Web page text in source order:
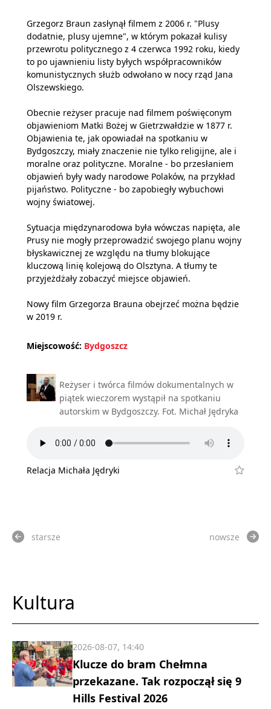
Grzegorz Braun zasłynął filmem z 2006 r. "Plusy
dodatnie, plusy ujemne", w którym pokazał kulisy
przewrotu politycznego z 4 czerwca 1992 roku, kiedy
to po ujawnieniu listy byłych współpracowników
komunistycznych służb odwołano w nocy rząd Jana
Olszewskiego.
Obecnie reżyser pracuje nad filmem poświęconym
objawieniom Matki Bożej w Gietrzwałdzie w 1877 r.
Objawienia te, jak opowiadał na spotkaniu w
Bydgoszczy, miały znaczenie nie tylko religijne, ale i
moralne oraz polityczne. Moralne - bo przesłaniem
objawień były wady narodowe Polaków, na przykład
pijaństwo. Polityczne - bo zapobiegły wybuchowi
wojny światowej.
Sytuacja międzynarodowa była wówczas napięta, ale
Prusy nie mogły przeprowadzić swojego planu wojny
błyskawicznej ze względu na tłumy blokujące
kluczową linię kolejową do Olsztyna. A tłumy te
przyjeżdżały zobaczyć miejsce objawień.
Nowy film Grzegorza Brauna obejrzeć można będzie
w 2019 r.
Miejscowość: Bydgoszcz
Reżyser i twórca filmów dokumentalnych w
piątek wieczorem wystąpił na spotkaniu
autorskim w Bydgoszczy. Fot. Michał Jędryka
Relacja Michała Jędryki
starsze nowsze
Kultura
Klucze do bram Chełmna
przekazane. Tak rozpoczął się 9
Hills Festival 2026
2026-08-07, 14:40